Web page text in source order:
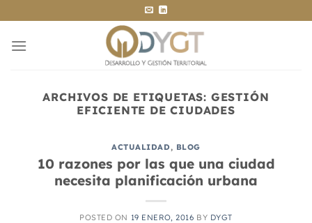
al
contenido
ARCHIVOS DE ETIQUETAS: GESTIÓN
EFICIENTE DE CIUDADES
ACTUALIDAD, BLOG
10 razones por las que una ciudad
necesita planificación urbana
POSTED ON 19 ENERO, 2016 BY DYGT